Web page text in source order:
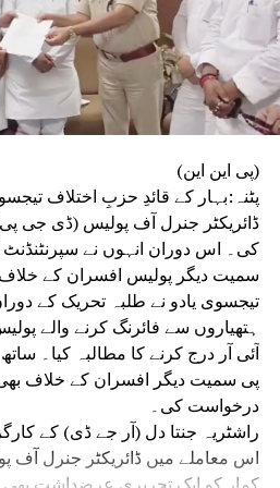
(پی این این)
پٹنہ:بہار کے قائدِ حزبِ اختلاف
ڈائریکٹر جنرل آف پولیس (ڈی جی
کی۔ اس دوران انہوں نے
سمیت دیگر پولیس افسران کے
ہتھیاروں سے فائرنگ کرنے والے
آئی آر درج کرنے کا مطالبہ کیا۔
پی سمیت دیگر افسران کے خلاف
درخواست کی۔
راشٹریہ جنتا دل (آر جے ڈی) کے
اس معاملے میں ڈائریکٹر جنرل آف